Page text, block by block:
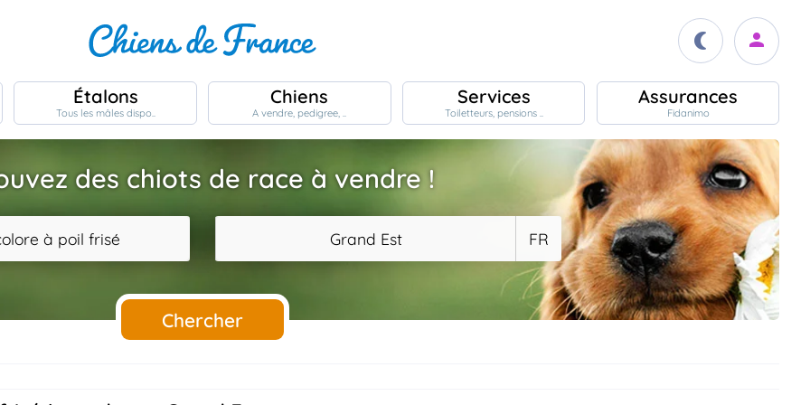
Étalons
Tous les mâles dispo..
Chiens
A vendre, pedigree, ..
Services
Toiletteurs, pensions ..
Assurances
Fidanimo
des chiots de race à vendre !
à poil frisé Grand Est FR
Chercher